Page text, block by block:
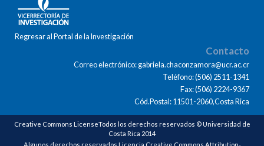
Regresar al Portal de la Investigación
Contacto
Correo electrónico: gabriela.chaconzamora@ucr.ac.cr
Teléfono: (506) 2511-1341
Fax: (506) 2224-9367
Cód.Postal: 11501-2060,Costa Rica
Creative Commons LicenseTodos los derechos reservados © Universidad de
Costa Rica 2014